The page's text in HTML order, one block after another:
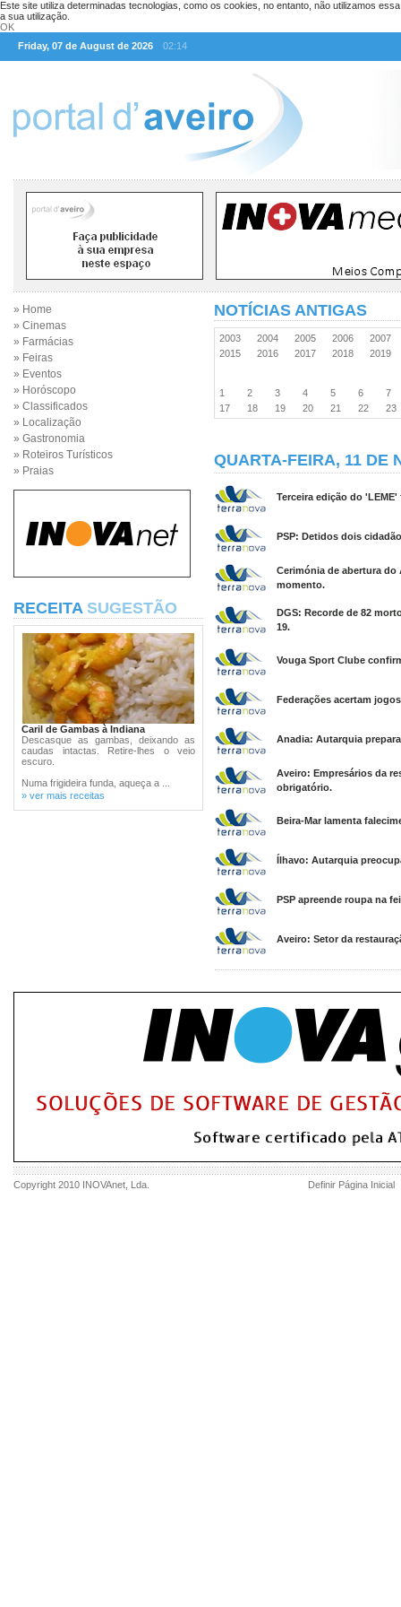
Este site utiliza determinadas tecnologias, como os cookies, no entanto, não utilizamos
a sua utilização.
OK
Friday, 07 de August de 2026
02:14
» Home
» Cinemas
» Farmácias
» Feiras
» Eventos
» Horóscopo
» Classificados
» Localização
» Gastronomia
» Roteiros Turísticos
» Praias
RECEITA SUGESTÃO
Caril de Gambas à Indiana
Descasque as gambas, deixando as
caudas intactas. Retire-lhes o veio
escuro.
Numa frigideira funda, aqueça a ...
» ver mais receitas
NOTÍCIAS ANTIGAS
2003 2004 2005 2006
2007
2015
2016 2017 2018 2019
1 2 3 4 5 6
7
17
18 19 20 21 22 23
QUARTA-FEIRA, 11 DE
Terceira edição do
PSP: Detidos dois
Cerimónia de abertura do
momento.
DGS: Recorde de 82
19.
Vouga Sport Clube
Federações acertam
Anadia: Autarquia
Aveiro: Empresários da
obrigatório.
Beira-Mar lamenta
Ílhavo: Autarquia
PSP apreende roupa na
Aveiro: Setor da
Copyright 2010 INOVAnet , Lda. Definir Página Inicial